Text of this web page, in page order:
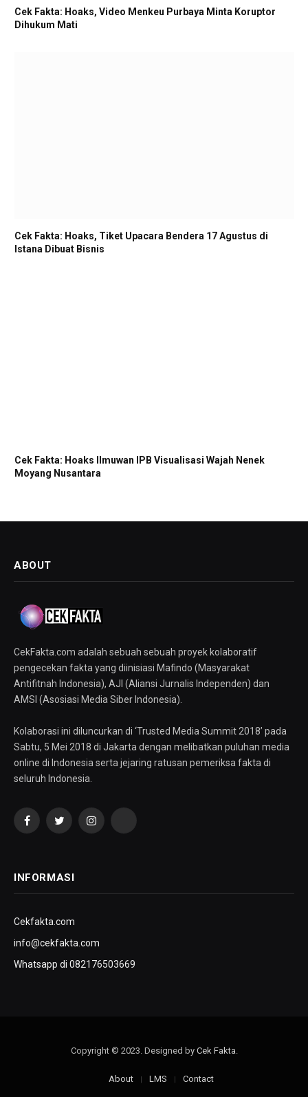
Cek Fakta: Hoaks, Video Menkeu Purbaya Minta Koruptor
Dihukum Mati
Cek Fakta: Hoaks, Tiket Upacara Bendera 17 Agustus di
Istana Dibuat Bisnis
Cek Fakta: Hoaks Ilmuwan IPB Visualisasi Wajah Nenek
Moyang Nusantara
ABOUT
CekFakta.com adalah sebuah sebuah proyek kolaboratif
pengecekan fakta yang diinisiasi Mafindo (Masyarakat
Antifitnah Indonesia), AJI (Aliansi Jurnalis Independen) dan
AMSI (Asosiasi Media Siber Indonesia).
Kolaborasi ini diluncurkan di ‘Trusted Media Summit 2018’ pada
Sabtu, 5 Mei 2018 di Jakarta dengan melibatkan puluhan media
online di Indonesia serta jejaring ratusan pemeriksa fakta di
seluruh Indonesia.
FacebookTwitterInstagramYouTube
INFORMASI
Cekfakta.com
info@cekfakta.com
Whatsapp di 082176503669
Copyright © 2023. Designed by Cek Fakta
About LMS Contact